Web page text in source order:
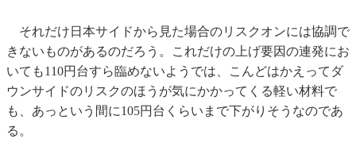
それだけ日本サイドから見た場合のリスクオンには協調で
きないものがあるのだろう。これだけの上げ要因の連発にお
いても110円台すら臨めないようでは、こんどはかえってダ
ウンサイドのリスクのほうが気にかかってくる軽い材料で
も、あっという間に105円台くらいまで下がりそうなのであ
る。